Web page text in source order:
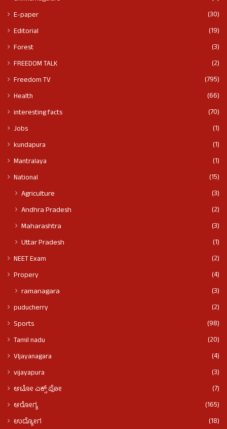
E-paper
(30)
Editorial
(19)
Forest
(3)
FREEDOM TALK
(2)
Freedom TV
(795)
Health
(66)
interesting facts
(70)
Jobs
(1)
kundapura
(1)
Mantralaya
(1)
National
(15)
Agriculture
(3)
Andhra Pradesh
(2)
Maharashtra
(3)
Uttar Pradesh
(1)
NEET Exam
(2)
Propery
(4)
ramanagara (3)
puducherry
(2)
Sports
(98)
Tamil nadu
(20)
VIjayanagara
(4)
vijayapura
(3)
ಆಟೋ ಎಕ್ಸ್ ಪೋ
(7)
ಆರೋಗ್ಯ
(165)
ಉದ್ಯೋಗ
(18)